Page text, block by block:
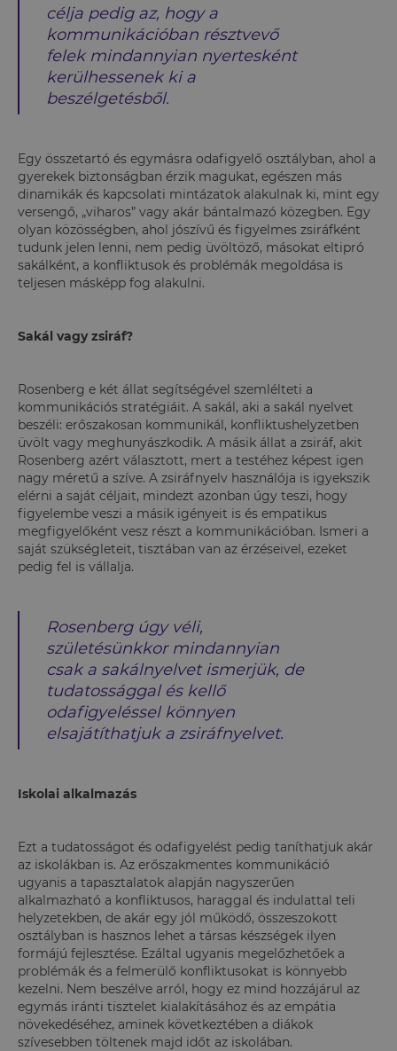
célja pedig az, hogy a
kommunikációban résztvevő
felek mindannyian nyertesként
kerülhessenek ki a
beszélgetésből.
Egy összetartó és egymásra odafigyelő osztályban, ahol a
gyerekek biztonságban érzik magukat, egészen más
dinamikák és kapcsolati mintázatok alakulnak ki, mint egy
versengő, „viharos” vagy akár bántalmazó közegben. Egy
olyan közösségben, ahol jószívű és figyelmes zsiráfként
tudunk jelen lenni, nem pedig üvöltöző, másokat eltipró
sakálként, a konfliktusok és problémák megoldása is
teljesen másképp fog alakulni.
Sakál vagy zsiráf?
Rosenberg e két állat segítségével szemlélteti a
kommunikációs stratégiáit. A sakál, aki a sakál nyelvet
beszéli: erőszakosan kommunikál, konfliktushelyzetben
üvölt vagy meghunyászkodik. A másik állat a zsiráf, akit
Rosenberg azért választott, mert a testéhez képest igen
nagy méretű a szíve. A zsiráfnyelv használója is igyekszik
elérni a saját céljait, mindezt azonban úgy teszi, hogy
figyelembe veszi a másik igényeit is és empatikus
megfigyelőként vesz részt a kommunikációban. Ismeri a
saját szükségleteit, tisztában van az érzéseivel, ezeket
pedig fel is vállalja.
Rosenberg úgy véli,
születésünkkor mindannyian
csak a sakálnyelvet ismerjük, de
tudatossággal és kellő
odafigyeléssel könnyen
elsajátíthatjuk a zsiráfnyelvet.
Iskolai alkalmazás
Ezt a tudatosságot és odafigyelést pedig taníthatjuk akár
az iskolákban is. Az erőszakmentes kommunikáció
ugyanis a tapasztalatok alapján nagyszerűen
alkalmazható a konfliktusos, haraggal és indulattal teli
helyzetekben, de akár egy jól működő, összeszokott
osztályban is hasznos lehet a társas készségek ilyen
formájú fejlesztése. Ezáltal ugyanis megelőzhetőek a
problémák és a felmerülő konfliktusokat is könnyebb
kezelni. Nem beszélve arról, hogy ez mind hozzájárul az
egymás iránti tisztelet kialakításához és az empátia
növekedéséhez, aminek következtében a diákok
szívesebben töltenek majd időt az iskolában.